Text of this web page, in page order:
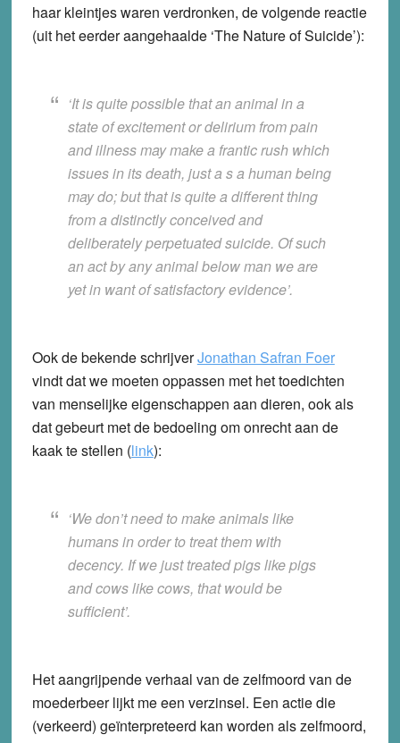
haar kleintjes waren verdronken, de volgende reactie
(uit het eerder aangehaalde ‘The Nature of Suicide’):
‘It is quite possible that an animal in a
state of excitement or delirium from pain
and illness may make a frantic rush which
issues in its death, just a s a human being
may do; but that is quite a different thing
from a distinctly conceived and
deliberately perpetuated suicide. Of such
an act by any animal below man we are
yet in want of satisfactory evidence’.
Ook de bekende schrijverJonathan Safran Foer
vindt dat we moeten oppassen met het toedichten
van menselijke eigenschappen aan dieren, ook als
dat gebeurt met de bedoeling om onrecht aan de
kaak te stellen (link):
‘We don’t need to make animals like
humans in order to treat them with
decency. If we just treated pigs like pigs
and cows like cows, that would be
sufficient’.
Het aangrijpende verhaal van de zelfmoord van de
moederbeer lijkt me een verzinsel. Een actie die
(verkeerd) geïnterpreteerd kan worden als zelfmoord,